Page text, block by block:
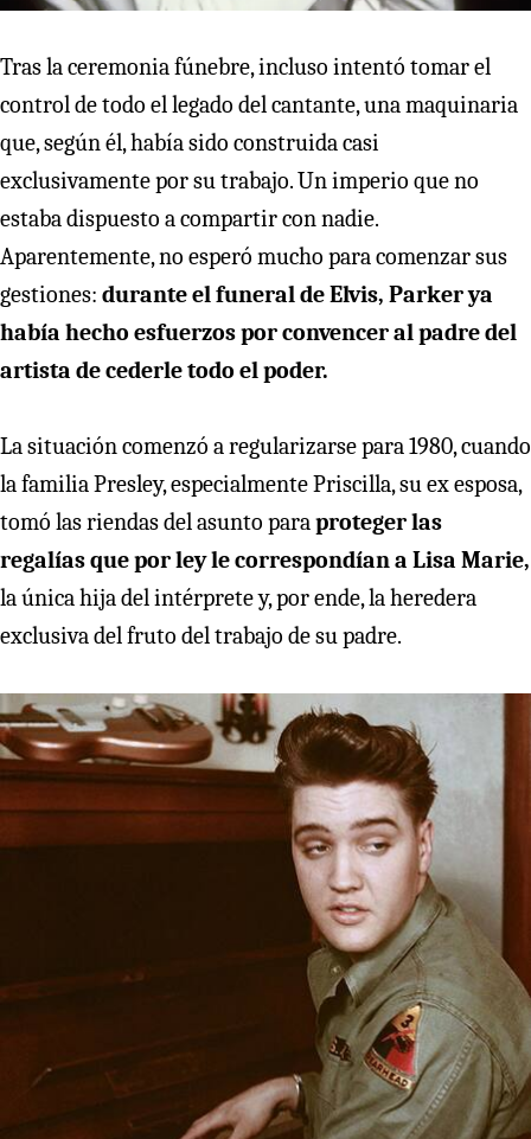
Tras la ceremonia fúnebre, incluso intentó tomar el
control de todo el legado del cantante, una maquinaria
que, según él, había sido construida casi
exclusivamente por su trabajo. Un imperio que no
estaba dispuesto a compartir con nadie.
Aparentemente, no esperó mucho para comenzar sus
gestiones: durante el funeral de Elvis, Parker ya
había hecho esfuerzos por convencer al padre del
artista de cederle todo el poder.
La situación comenzó a regularizarse para 1980, cuando
la familia Presley, especialmente Priscilla, su ex esposa,
tomó las riendas del asunto paraproteger las
regalías que por ley le correspondían a Lisa Marie,
la única hija del intérprete y, por ende, la heredera
exclusiva del fruto del trabajo de su padre.